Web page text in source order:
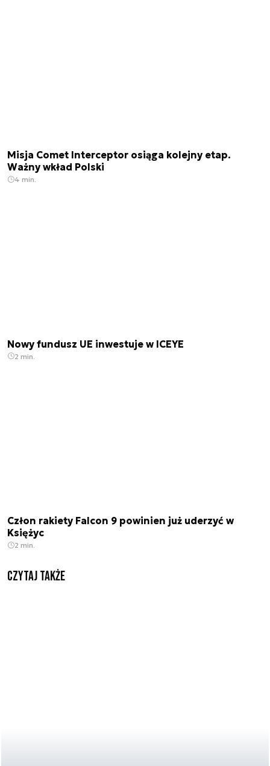
Misja Comet Interceptor osiąga kolejny etap.
Ważny wkład Polski
4 min.
Nowy fundusz UE inwestuje w ICEYE
2 min.
Człon rakiety Falcon 9 powinien już uderzyć w
Księżyc
2 min.
Czytaj także